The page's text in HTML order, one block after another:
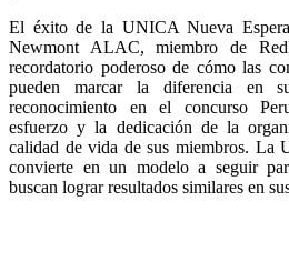
El éxito de la UNICA Nueva
Newmont ALAC, miembro de
recordatorio poderoso de cómo las
pueden marcar la diferencia en
reconocimiento en el concurso
esfuerzo y la dedicación de la
calidad de vida de sus miembros. La
convierte en un modelo a seguir
buscan lograr resultados similares en